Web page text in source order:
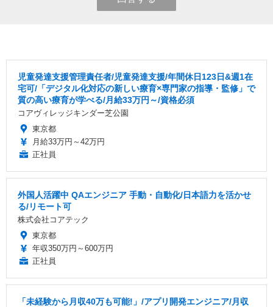
児童発達支援管理責任者/児童発達⽀援/年間休日123日&週1在
宅可/「デジタル化対応の新しい療育×専門家の指導・監修」で
質の高い療育が学べる/月給33万円～/資格必須
コアヴィレッジキンダー芝公園
東京都
月給33万円～42万円
正社員
外国人活躍中 QAエンジニア 手動・自動化/日本語力を活かせ
る/リモート可
株式会社コアテック
東京都
年収350万円～600万円
正社員
「未経験から月収40万も可能!」/アプリ開発エンジニア/月収